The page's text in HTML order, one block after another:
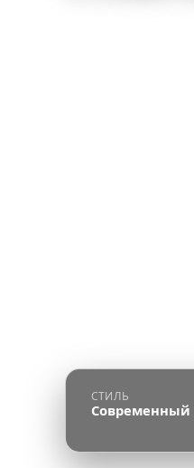
СТИЛЬ
Современный